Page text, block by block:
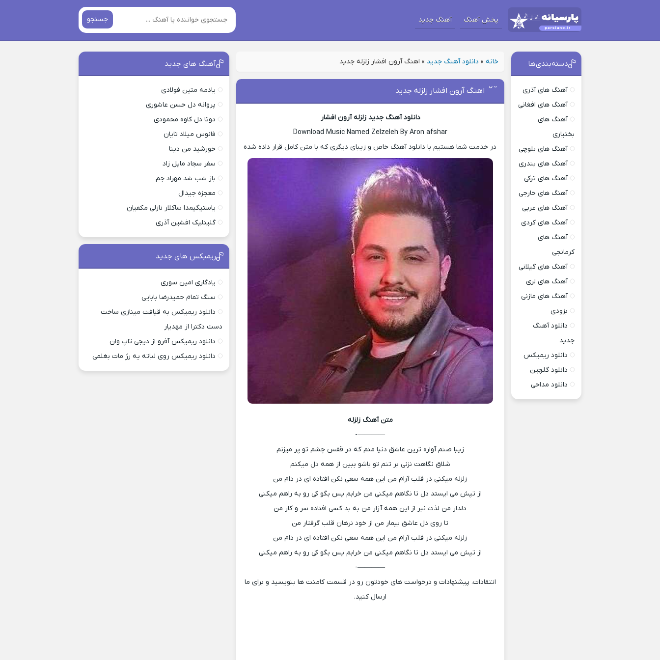
پخش آهنگ آهنگ جدید جستجو
خانه » دانلود آهنگ جدید » اهنگ آرون افشار زلزله جدید
اهنگ آرون افشار زلزله جدید
دانلود آهنگ جدید زلزله آرون افشار
Download Music Named Zelzeleh By Aron afshar
در خدمت شما هستیم با دانلود آهنگ خاص و زیبای دیگری که با متن کامل قرار داده شده
متن آهنگ زلزله
————-
زیبا صنم آواره ترین عاشق دنیا منم که در قفس چشم تو پر میزنم
شلاق نگاهت نزنی بر تنم تو باشو ببین از همه دل میکنم
زلزله میکنی در قلب آرام من این همه سعی نکن افتاده ای در دام من
از تپش می ایستد دل تا نگاهم میکنی من خرابم پس بگو کی رو به راهم میکنی
دلدار من لذت نبر از این همه آزار من به بد کسی افتاده سر و کار من
تا روی دل عاشق بیمار من از خود نرهان قلب گرفتار من
زلزله میکنی در قلب آرام من این همه سعی نکن افتاده ای در دام من
از تپش می ایستد دل تا نگاهم میکنی من خرابم پس بگو کی رو به راهم میکنی
————-
انتقادات، پیشنهادات و درخواست های خودتون رو در قسمت کامنت ها بنویسید و برای ما
ارسال کنید.
دسته‌بندی‌ها
آهنگ های آذری
آهنگ های افغانی
آهنگ های
بختیاری
آهنگ های بلوچی
آهنگ های بندری
آهنگ های ترکی
آهنگ های خارجی
آهنگ های عربی
آهنگ های کردی
آهنگ های
کرمانجی
آهنگ های گیلانی
آهنگ های لری
آهنگ های مازنی
بزودی
دانلود آهنگ
جدید
دانلود ریمیکس
دانلود گلچین
دانلود مداحی
آهنگ های جدید
یادمه متین فولادی
پروانه دل حسن عاشوری
دوتا دل کاوه محمودی
فانوس میلاد تایان
خورشید من دینا
سفر سجاد مایل زاد
باز شب شد مهراد جم
معجزه جیدال
یاستیگیمدا ساکلار نازلی مکفیان
گلینلیک افشین آذری
ریمیکس های جدید
یادگاری امین سوری
سنگ تمام حمیدرضا بابایی
دانلود ریمیکس به قیافت مینازی ساخت
دست دکترا از مهدیار
دانلود ریمیکس آفرو از ديجی تاپ وان
دانلود ریمیکس روی لباته یه رژ مات بغلمی